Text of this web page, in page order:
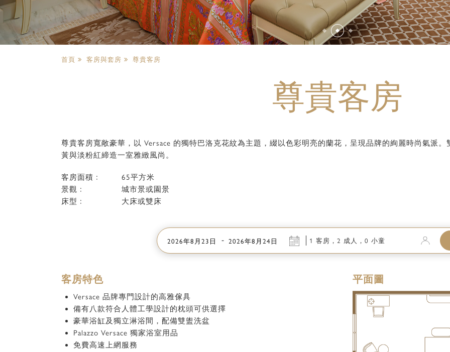
首頁 客房與套房 尊貴客房
尊貴客房
尊貴客房寬敞豪華，以 Versace 的獨特巴洛克花紋為主題，綴以色彩明亮的蘭花，呈現品牌的絢麗時尚氣派
黃與淡粉紅締造一室雅緻風尚。
客房面積﹕
65平方米
景觀﹕
城市景或園景
床型﹕
大床或雙床
2026年8月23日 - 2026年8月24日 1 客房， 2 成人 ， 0 小童
客房特色
Versace 品牌專門設計的高雅傢具
備有八款符合人體工學設計的枕頭可供選擇
豪華浴缸及獨立淋浴間，配備雙盥洗盆
Palazzo Versace 獨家浴室用品
免費高速上網服務
平面圖